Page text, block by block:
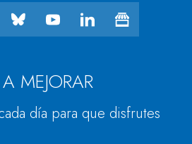
A MEJORAR
día para que disfrutes